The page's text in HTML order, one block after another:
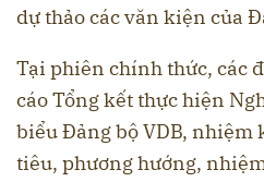
dự thảo các văn kiện của
Tại phiên chính thức, các
cáo Tổng kết thực hiện
biểu Đảng bộ VDB, nhiệm
tiêu, phương hướng,